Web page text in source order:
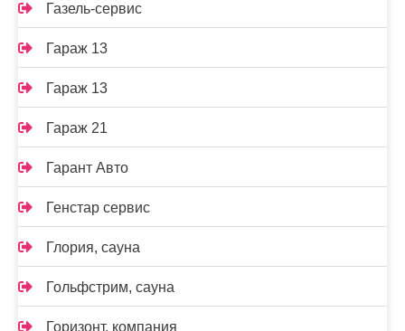
Газель-сервис
Гараж 13
Гараж 13
Гараж 21
Гарант Авто
Генстар сервис
Глория, сауна
Гольфстрим, сауна
Горизонт, компания